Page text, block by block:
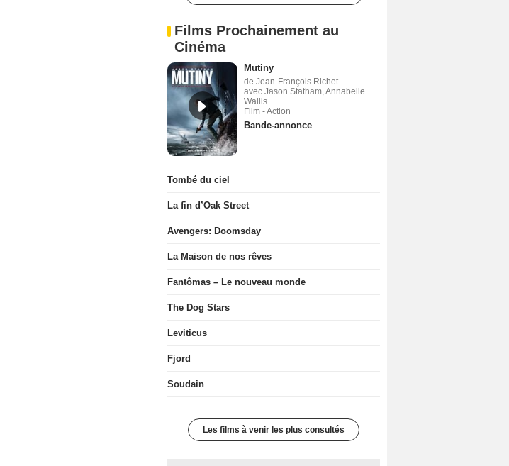
Films Prochainement au
Cinéma
Mutiny
de Jean-François Richet
avec Jason Statham, Annabelle
Wallis
Film - Action
Bande-annonce
Tombé du ciel
La fin d’Oak Street
Avengers: Doomsday
La Maison de nos rêves
Fantômas – Le nouveau monde
The Dog Stars
Leviticus
Fjord
Soudain
Les films à venir les plus consultés